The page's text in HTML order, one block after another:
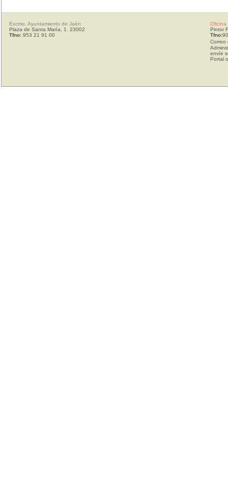
Excmo. Ayuntamiento de Jaén
Plaza de Santa María, 1. 23002
Tfno: 953 21 91 00
Oficina
Pintor
Tfno:
Correo
envíe
Portal